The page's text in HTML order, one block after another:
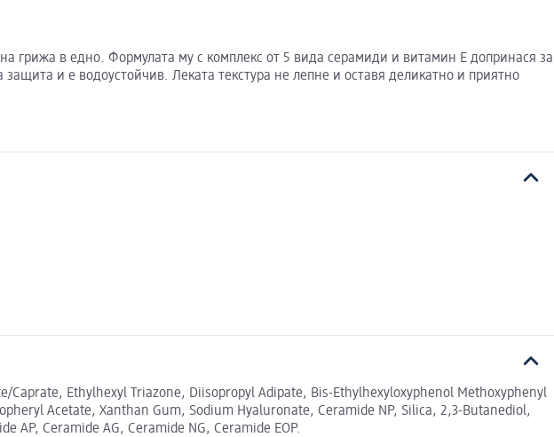
грижа в едно. Формулата му с комплекс от 5 вида серамиди и витамин Е допринася за
и е водоустойчив. Леката текстура не лепне и оставя деликатно и приятно
Ethylhexyl Triazone, Diisopropyl Adipate, Bis-Ethylhexyloxyphenol Methoxyphenyl
Acetate, Xanthan Gum, Sodium Hyaluronate, Ceramide NP, Silica, 2,3-Butanediol,
AP, Ceramide AG, Ceramide NG, Ceramide EOP.